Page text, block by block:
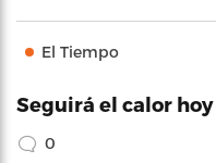
El Tiempo
Seguirá el calor
0